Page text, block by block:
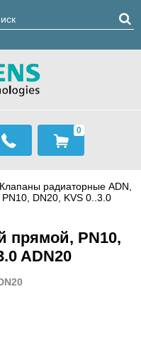
0
Клапаны радиаторные ADN,
DN20, KVS 0..3.0
прямой, PN10,
ADN20